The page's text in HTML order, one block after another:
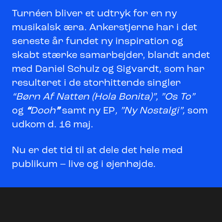
Turnéen bliver et udtryk for en ny
musikalsk æra. Ankerstjerne har i det
seneste år fundet ny inspiration og
skabt stærke samarbejder, blandt andet
med Daniel Schulz og Sigvardt, som har
resulteret i de storhittende singler
“Børn Af Natten (Hola Bonita)”, ”Os To”
og “Dooh” samt ny EP, ”Ny Nostalgi”, som
udkom d. 16 maj.
Nu er det tid til at dele det hele med
publikum – live og i øjenhøjde.